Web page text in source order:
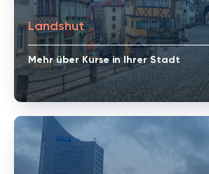
Landshut
Mehr über Kurse in Ihrer Stadt